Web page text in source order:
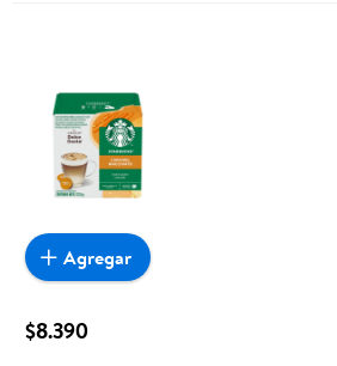
$8.390
Agregar